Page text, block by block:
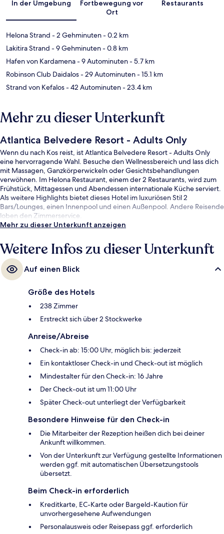
In der Umgebung
Fortbewegung vor
Ort
Restaurants
Helona Strand - 2 Gehminuten- 0.2 km
Lakitira Strand - 9 Gehminuten- 0.8 km
Hafen von Kardamena- 9 Autominuten- 5.7 km
Robinson Club Daidalos- 29 Autominuten- 15.1 km
Strand von Kefalos- 42 Autominuten- 23.4 km
Mehr zu dieser Unterkunft
Atlantica Belvedere Resort - Adults Only
Wenn du nach Kos reist, ist Atlantica Belvedere Resort - Adults Only
eine hervorragende Wahl. Besuche den Wellnessbereich und lass dich
mit Massagen, Ganzkörperwickeln oder Gesichtsbehandlungen
verwöhnen. Im Helona Restaurant, einem der 2 Restaurants, wird zum
Frühstück, Mittagessen und Abendessen internationale Küche serviert.
Als weitere Highlights bietet dieses Hotel im luxuriösen Stil 2
Bars/Lounges, einen Innenpool und einen Außenpool. Andere Reisende
loben den Zimmerservice.
Mehr zu dieser Unterkunft anzeigen
Weitere Infos zu dieser Unterkunft
Auf einen Blick
Größe des Hotels
238 Zimmer
Erstreckt sich über 2 Stockwerke
Anreise/Abreise
Check-in ab: 15:00 Uhr, möglich bis: jederzeit
Ein kontaktloser Check-in und Check-out ist möglich
Mindestalter für den Check-in: 16 Jahre
Der Check-out ist um 11:00 Uhr
Später Check-out unterliegt der Verfügbarkeit
Besondere Hinweise für den Check-in
Die Mitarbeiter der Rezeption heißen dich bei deiner
Ankunft willkommen.
Von der Unterkunft zur Verfügung gestellte Informationen
werden ggf. mit automatischen Übersetzungstools
übersetzt.
Beim Check-in erforderlich
Kreditkarte, EC-Karte oder Bargeld-Kaution für
unvorhergesehene Aufwendungen
Personalausweis oder Reisepass ggf. erforderlich